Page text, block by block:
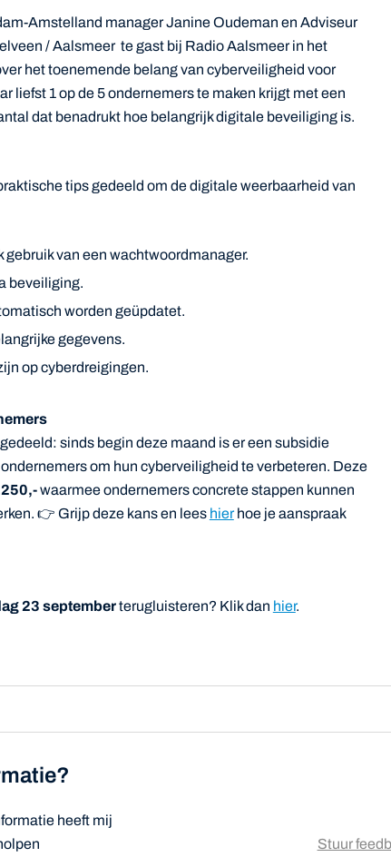
Amstelland manager Janine Oudeman en Adviseur
/ Aalsmeer te gast bij Radio Aalsmeer in het
het toenemende belang van cyberveiligheid voor
liefst 1 op de 5 ondernemers te maken krijgt met een
dat benadrukt hoe belangrijk digitale beveiliging is.
tips gedeeld om de digitale weerbaarheid van
van een wachtwoordmanager.
beveiliging.
worden geüpdatet.
gegevens.
op cyberdreigingen.
sinds begin deze maand is er een subsidie
om hun cyberveiligheid te verbeteren. Deze
waarmee ondernemers concrete stappen kunnen
👉 Grijp deze kans en lees hierhoe je aanspraak
23 septemberterugluisteren? Klik dan hier.
heeft mij
Stuur